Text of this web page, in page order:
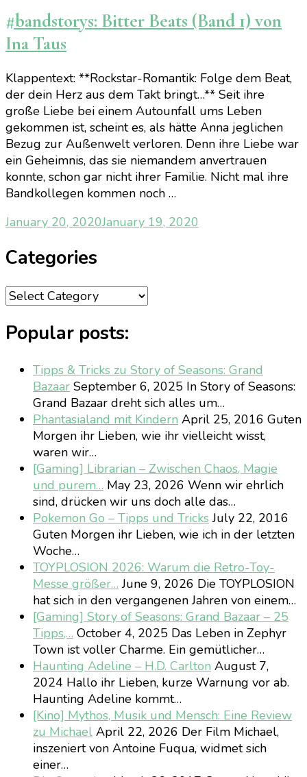
#bandstorys: Bitter Beats (Band 1) von
Ina Taus
Klappentext: **Rockstar-Romantik: Folge dem Beat,
der dein Herz aus dem Takt bringt…** Seit ihre
große Liebe bei einem Autounfall ums Leben
gekommen ist, scheint es, als hätte Anna jeglichen
Bezug zur Außenwelt verloren. Denn ihre Liebe war
ein Geheimnis, das sie niemandem anvertrauen
konnte, schon gar nicht ihrer Familie. Nicht mal ihre
Bandkollegen kommen noch …
January 20, 2020January 19, 2020
Categories
Categories
Popular posts:
Tipps & Tricks zu Story of Seasons: Grand
Bazaar September 6, 2025 In Story of Seasons:
Grand Bazaar dreht sich alles um…
Phantasialand mit Kindern April 25, 2016 Guten
Morgen ihr Lieben, wie ihr vielleicht wisst,
waren wir…
[Gaming] Librarian – Zwischen Chaos, Magie
und purem… May 23, 2026 Wenn wir ehrlich
sind, drücken wir uns doch alle das…
Pokemon Go – Tipps und TricksJuly 22, 2016
Guten Morgen ihr Lieben, wie ich in der letzten
Woche…
TOYPLOSION 2026: Warum die Retro-Toy-
Messe größer… June 9, 2026 Die TOYPLOSION
hat sich in den vergangenen Jahren von einem…
[Gaming] Story of Seasons: Grand Bazaar – 25
Tipps,… October 4, 2025 Das Leben in Zephyr
Town ist voller Charme. Ein gemütlicher…
Haunting Adeline – H.D. Carlton August 7,
2024 Hallo ihr Lieben, kurze Warnung vor ab.
Haunting Adeline kommt…
[Kino] Mythos, Musik und Mensch: Eine Review
zu Michael April 22, 2026 Der Film Michael,
inszeniert von Antoine Fuqua, widmet sich
einer…